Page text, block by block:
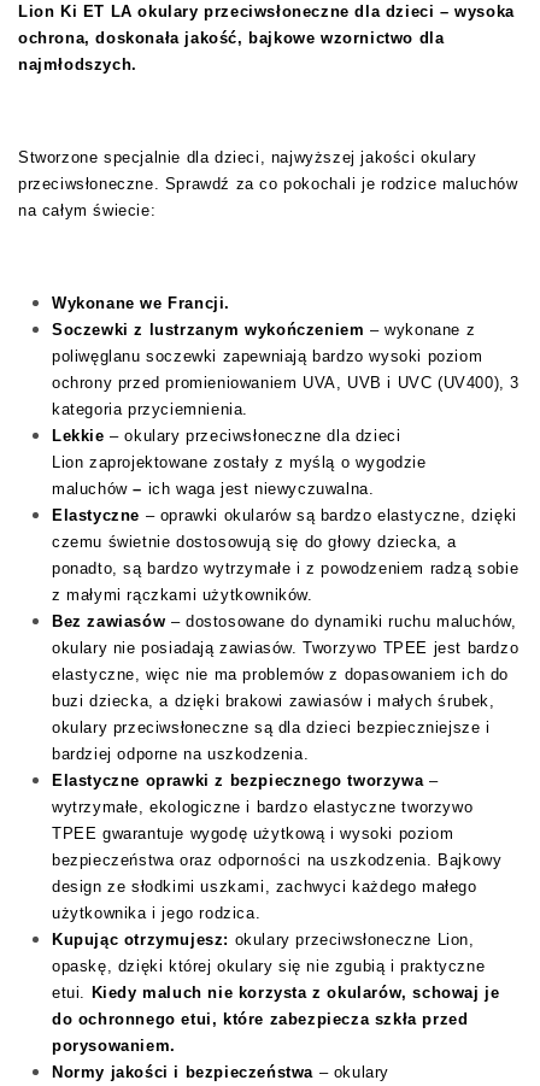
Lion Ki ET LA okulary przeciwsłoneczne dla dzieci – wysoka
ochrona, doskonała jakość, bajkowe wzornictwo dla
najmłodszych.
Stworzone specjalnie dla dzieci, najwyższej jakości okulary
przeciwsłoneczne. Sprawdź za co pokochali je rodzice maluchów
na całym świecie:
Wykonane we Francji.
Soczewki z lustrzanym wykończeniem – wykonane z
poliwęglanu soczewki zapewniają bardzo wysoki poziom
ochrony przed promieniowaniem UVA, UVB i UVC (UV400), 3
kategoria przyciemnienia.
Lekkie– okulary przeciwsłoneczne dla dzieci
Lion zaprojektowane zostały z myślą o wygodzie
maluchów– ich waga jest niewyczuwalna.
Elastyczne – oprawki okularów są bardzo elastyczne, dzięki
czemu świetnie dostosowują się do głowy dziecka, a
ponadto, są bardzo wytrzymałe i z powodzeniem radzą sobie
z małymi rączkami użytkowników.
Bez zawiasów – dostosowane do dynamiki ruchu maluchów,
okulary nie posiadają zawiasów. Tworzywo TPEE jest bardzo
elastyczne, więc nie ma problemów z dopasowaniem ich do
buzi dziecka, a dzięki brakowi zawiasów i małych śrubek,
okulary przeciwsłoneczne są dla dzieci bezpieczniejsze i
bardziej odporne na uszkodzenia.
Elastyczne oprawki z bezpiecznego tworzywa–
wytrzymałe, ekologiczne i bardzo elastyczne tworzywo
TPEE gwarantuje wygodę użytkową i wysoki poziom
bezpieczeństwa oraz odporności na uszkodzenia. Bajkowy
design ze słodkimi uszkami, zachwyci każdego małego
użytkownika i jego rodzica.
Kupując otrzymujesz: okulary przeciwsłoneczne Lion,
opaskę, dzięki której okulary się nie zgubią i praktyczne
etui. Kiedy maluch nie korzysta z okularów, schowaj je
do ochronnego etui, które zabezpiecza szkła przed
porysowaniem.
Normy jakości i bezpieczeństwa – okulary